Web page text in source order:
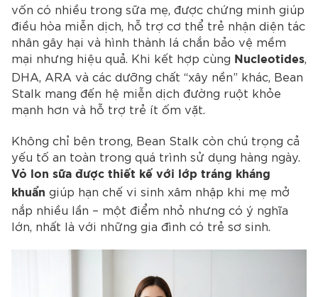
vốn có nhiều trong sữa mẹ, được chứng minh giúp
điều hòa miễn dịch, hỗ trợ cơ thể trẻ nhận diện tác
nhân gây hại và hình thành lá chắn bảo vệ mềm
mại nhưng hiệu quả. Khi kết hợp cùng Nucleotides,
DHA, ARA và các dưỡng chất “xây nền” khác, Bean
Stalk mang đến hệ miễn dịch đường ruột khỏe
mạnh hơn và hỗ trợ trẻ ít ốm vặt.
Không chỉ bên trong, Bean Stalk còn chú trọng cả
yếu tố an toàn trong quá trình sử dụng hàng ngày.
Vỏ lon sữa được thiết kế với lớp tráng kháng
khuẩn giúp hạn chế vi sinh xâm nhập khi mẹ mở
nắp nhiều lần – một điểm nhỏ nhưng có ý nghĩa
lớn, nhất là với những gia đình có trẻ sơ sinh.